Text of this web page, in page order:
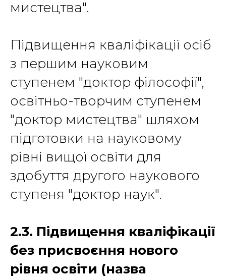
мистецтва".
Підвищення кваліфікації осіб
з першим науковим
ступенем "доктор філософії",
освітньо-творчим ступенем
"доктор мистецтва" шляхом
підготовки на науковому
рівні вищої освіти для
здобуття другого наукового
ступеня "доктор наук".
2.3. Підвищення кваліфікації
без присвоєння нового
рівня освіти (назва